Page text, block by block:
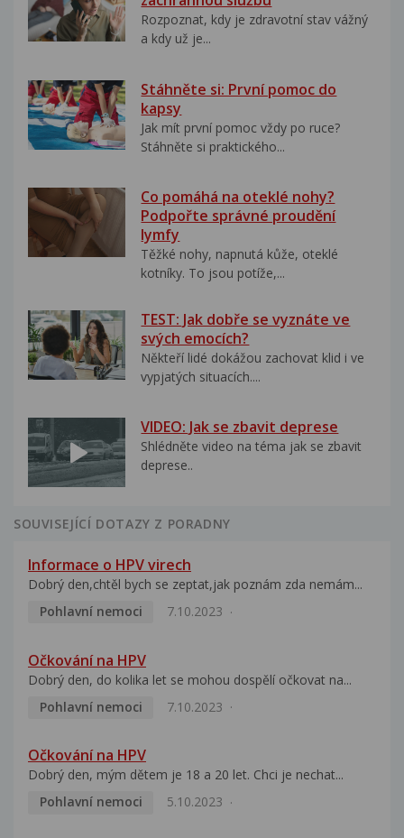
Rozpoznat, kdy je zdravotní stav vážný
a kdy už je...
Stáhněte si: První pomoc do
kapsy
Jak mít první pomoc vždy po ruce?
Stáhněte si praktického...
Co pomáhá na oteklé nohy?
Podpořte správné proudění
lymfy
Těžké nohy, napnutá kůže, oteklé
kotníky. To jsou potíže,...
TEST: Jak dobře se vyznáte ve
svých emocích?
Někteří lidé dokážou zachovat klid i ve
vypjatých situacích....
VIDEO: Jak se zbavit deprese
Shlédněte video na téma jak se zbavit
deprese..
SOUVISEJÍCÍ DOTAZY Z PORADNY
Informace o HPV virech
Dobrý den,chtěl bych se zeptat,jak poznám zda nemám...
Pohlavní nemoci
7.10.2023
Očkování na HPV
Dobrý den, do kolika let se mohou dospělí očkovat na...
Pohlavní nemoci
7.10.2023
Očkování na HPV
Dobrý den, mým dětem je 18 a 20 let. Chci je nechat...
Pohlavní nemoci
5.10.2023